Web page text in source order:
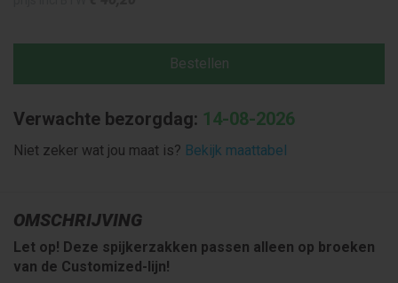
Bestellen
Verwachte bezorgdag: 14-08-2026
Niet zeker wat jou maat is? Bekijk maattabel
OMSCHRIJVING
Let op! Deze spijkerzakken passen alleen op broeken
van de Customized-lijn!